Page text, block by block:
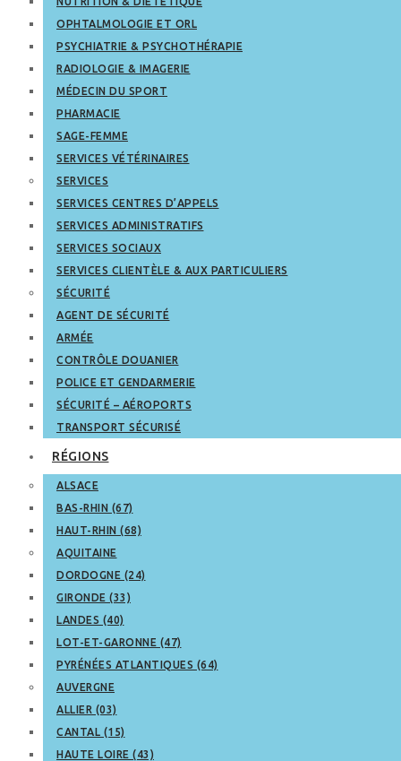
OPHTALMOLOGIE ET ORL
PSYCHIATRIE & PSYCHOTHÉRAPIE
RADIOLOGIE & IMAGERIE
MÉDECIN DU SPORT
PHARMACIE
SAGE-FEMME
SERVICES VÉTÉRINAIRES
SERVICES
SERVICES CENTRES D’APPELS
SERVICES ADMINISTRATIFS
SERVICES SOCIAUX
SERVICES CLIENTÈLE & AUX PARTICULIERS
SÉCURITÉ
AGENT DE SÉCURITÉ
ARMÉE
CONTRÔLE DOUANIER
POLICE ET GENDARMERIE
SÉCURITÉ – AÉROPORTS
TRANSPORT SÉCURISÉ
RÉGIONS
ALSACE
BAS-RHIN (67)
HAUT-RHIN (68)
AQUITAINE
DORDOGNE (24)
GIRONDE (33)
LANDES (40)
LOT-ET-GARONNE (47)
PYRÉNÉES ATLANTIQUES (64)
AUVERGNE
ALLIER (03)
CANTAL (15)
HAUTE LOIRE (43)